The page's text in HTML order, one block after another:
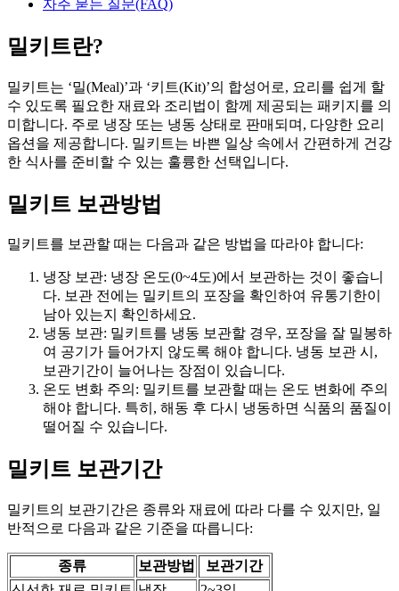
자주 묻는 질문(FAQ)
밀키트란?
밀키트는 ‘밀(Meal)’과 ‘키트(Kit)’의 합성어로, 요리를 쉽게 할
수 있도록 필요한 재료와 조리법이 함께 제공되는 패키지를 의
미합니다. 주로 냉장 또는 냉동 상태로 판매되며, 다양한 요리
옵션을 제공합니다. 밀키트는 바쁜 일상 속에서 간편하게 건강
한 식사를 준비할 수 있는 훌륭한 선택입니다.
밀키트 보관방법
밀키트를 보관할 때는 다음과 같은 방법을 따라야 합니다:
냉장 보관: 냉장 온도(0~4도)에서 보관하는 것이 좋습니
다. 보관 전에는 밀키트의 포장을 확인하여 유통기한이
남아 있는지 확인하세요.
냉동 보관: 밀키트를 냉동 보관할 경우, 포장을 잘 밀봉하
여 공기가 들어가지 않도록 해야 합니다. 냉동 보관 시,
보관기간이 늘어나는 장점이 있습니다.
온도 변화 주의: 밀키트를 보관할 때는 온도 변화에 주의
해야 합니다. 특히, 해동 후 다시 냉동하면 식품의 품질이
떨어질 수 있습니다.
밀키트 보관기간
밀키트의 보관기간은 종류와 재료에 따라 다를 수 있지만, 일
반적으로 다음과 같은 기준을 따릅니다:
종류 보관방법
보관기간